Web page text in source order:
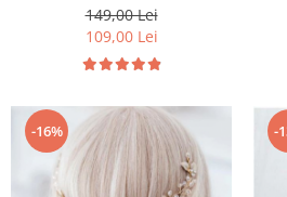
149,00 Lei
109,00 Lei
-16% -